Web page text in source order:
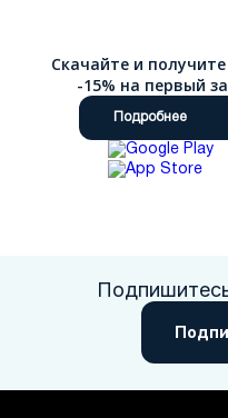
Скачайте и получите
-15% на первый
Подробнее